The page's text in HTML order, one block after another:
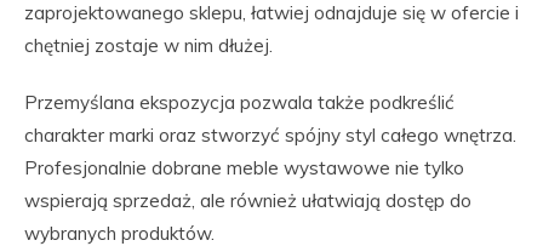
zaprojektowanego sklepu, łatwiej odnajduje się w ofercie i
chętniej zostaje w nim dłużej.
Przemyślana ekspozycja pozwala także podkreślić
charakter marki oraz stworzyć spójny styl całego wnętrza.
Profesjonalnie dobrane meble wystawowe nie tylko
wspierają sprzedaż, ale również ułatwiają dostęp do
wybranych produktów.